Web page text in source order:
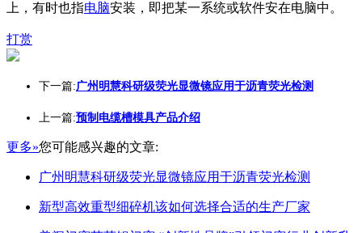
上，有时也指电脑安装，即把某一系统或软件安在电脑中。
打赏
下一篇:广州明慧科研级荧光显微镜应用于沥青荧光检测
上一篇:预制电缆槽模具产品介绍
更多»您可能感兴趣的文章:
广州明慧科研级荧光显微镜应用于沥青荧光检测
新型高效重型细碎机该如何选择合适的生产厂家